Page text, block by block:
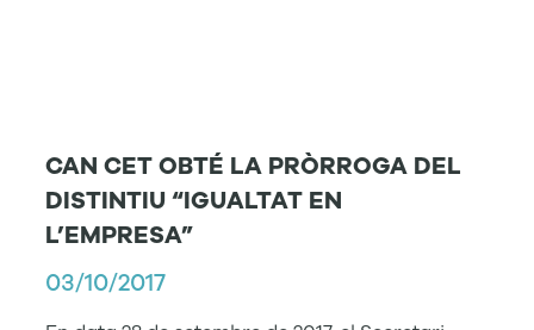
CAN CET OBTÉ LA PRÒRROGA DEL
DISTINTIU “IGUALTAT EN
L’EMPRESA”
03/10/2017